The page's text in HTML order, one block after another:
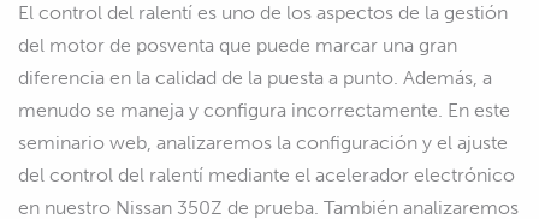
Correo electrónico
EMPIEZA A VER
El control del ralentí es uno de los aspectos de la gestión
del motor de posventa que puede marcar una gran
diferencia en la calidad de la puesta a punto. Además, a
menudo se maneja y configura incorrectamente. En este
seminario web, analizaremos la configuración y el ajuste
del control del ralentí mediante el acelerador electrónico
en nuestro Nissan 350Z de prueba. También analizaremos